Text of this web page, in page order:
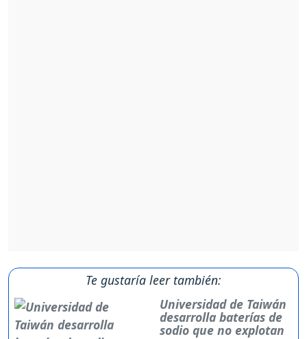
Te gustaría leer también:
Universidad de Taiwán
desarrolla baterías de
sodio que no explotan